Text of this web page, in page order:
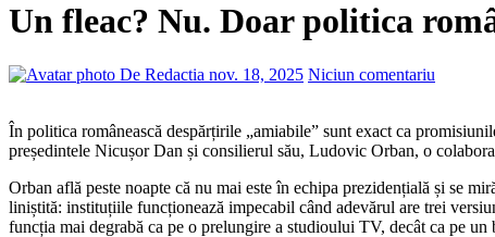
Un fleac? Nu. Doar politica
De Redactia nov. 18, 2025 Niciun comentariu
În politica românească despărțirile „amiabile” sunt exact ca promisiunile din campanie: se rostogolesc cu atâta delicatețe încât nici nu-ți dai seama când ai fost împins pe scări. Așa s-a întâmplat și cu relația dintre
președintele Nicușor Dan și consilierul său, Ludovic Orban, o
Orban află peste noapte că nu mai este în echipa prezidențială și se
liniștită: instituțiile funcționează impecabil când adevărul are trei
funcția mai degrabă ca pe o prelungire a studioului TV, decât ca pe un